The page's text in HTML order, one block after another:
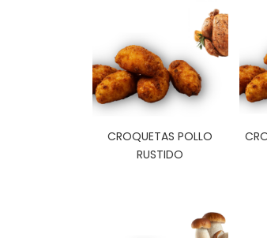
CROQUETAS POLLO
RUSTIDO